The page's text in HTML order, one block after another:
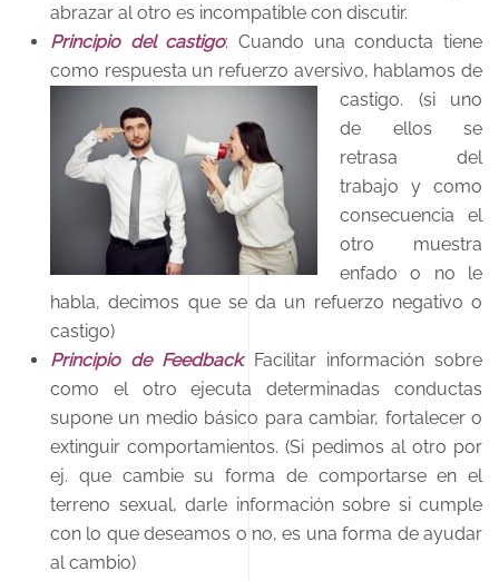
abrazar al otro es incompatible con discutir.
Principio del castigo: Cuando una conducta tiene
como respuesta un refuerzo aversivo, hablamos de
castigo. (si uno
de ellos se
retrasa del
trabajo y como
consecuencia el
otro muestra
enfado o no le
habla, decimos que se da un refuerzo negativo o
castigo)
Principio de Feedback: Facilitar información sobre
como el otro ejecuta determinadas conductas
supone un medio básico para cambiar, fortalecer o
extinguir comportamientos. (Si pedimos al otro por
ej. que cambie su forma de comportarse en el
terreno sexual, darle información sobre si cumple
con lo que deseamos o no, es una forma de ayudar
al cambio)